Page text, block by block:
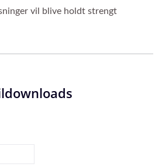
vil blive holdt strengt